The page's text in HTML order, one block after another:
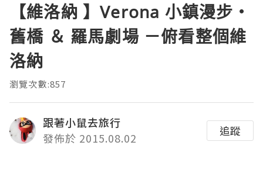
【維洛納 】Verona 小鎮漫步・
舊橋 ＆ 羅馬劇場 －俯看整個維
洛納
瀏覽次數:857
跟著小鼠去旅行
發佈於 2015.08.02
追蹤